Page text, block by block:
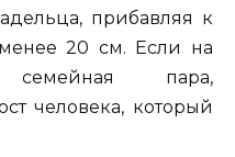
прибавляя к
20 см. Если на
пара,
человека, который